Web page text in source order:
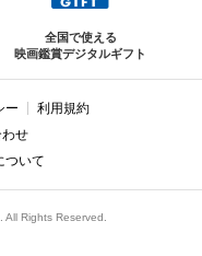
全国で使える
映画鑑賞デジタルギフト
ー
利用規約
せ
ついて
All Rights Reserved.